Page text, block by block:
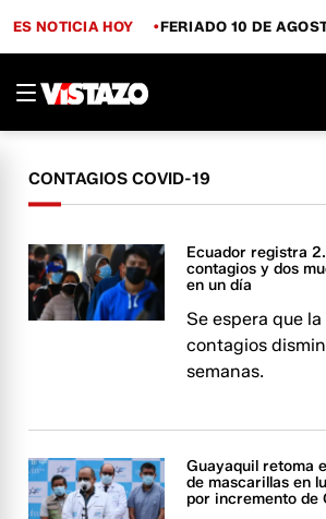
ES NOTICIA HOY FERIADO 10 DE
CONTAGIOS COVID-19
Ecuador registra
contagios y dos
en un día
Se espera que
contagios
semanas.
Guayaquil retoma
de mascarillas en
por incremento de